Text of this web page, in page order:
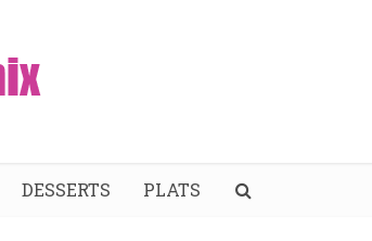
DESSERTS PLATS